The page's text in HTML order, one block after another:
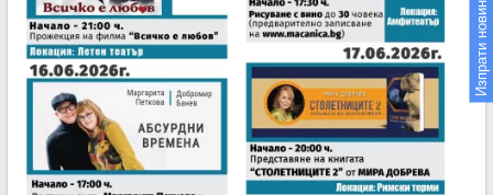
Изпрати новина